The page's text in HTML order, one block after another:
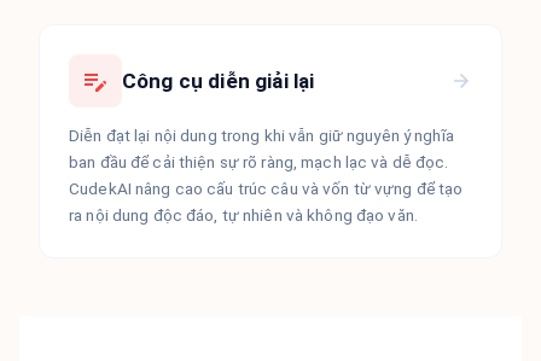
Công cụ diễn giải lại
Diễn đạt lại nội dung trong khi vẫn giữ nguyên ý nghĩa
ban đầu để cải thiện sự rõ ràng, mạch lạc và dễ đọc.
CudekAI nâng cao cấu trúc câu và vốn từ vựng để tạo
ra nội dung độc đáo, tự nhiên và không đạo văn.